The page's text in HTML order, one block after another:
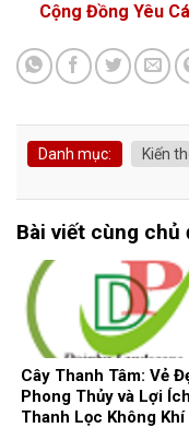
Cộng Đồng Yêu
Danh mục: Kiến
Bài viết cùng chủ
Cây Thanh Tâm: Vẻ
Phong Thủy và Lợi Ích
Thanh Lọc Không Khí